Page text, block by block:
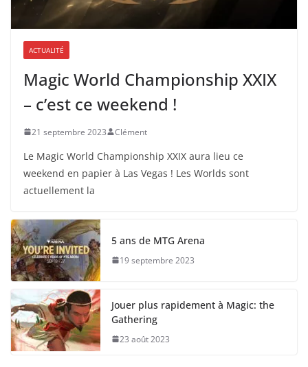
ACTUALITÉ
Magic World Championship XXIX
– c’est ce weekend !
21 septembre 2023 Clément
Le Magic World Championship XXIX aura lieu ce
weekend en papier à Las Vegas ! Les Worlds sont
actuellement la
5 ans de MTG Arena
19 septembre 2023
Jouer plus rapidement à Magic: the
Gathering
23 août 2023